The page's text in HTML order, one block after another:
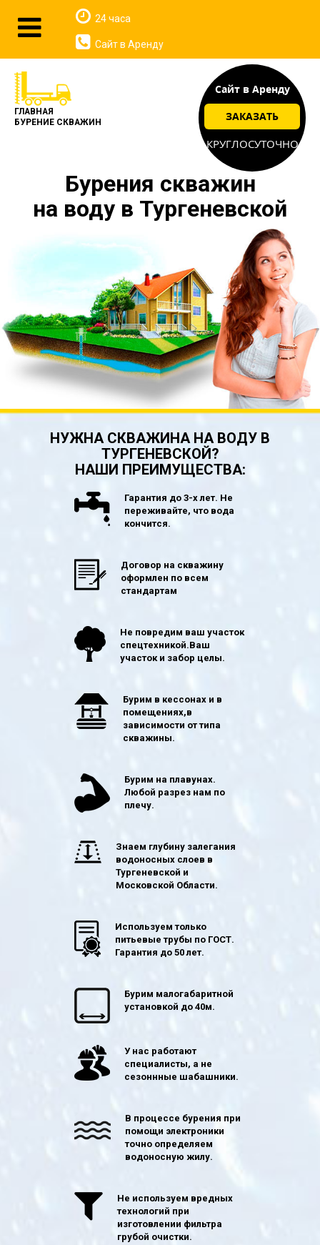
ГЛАВНАЯ
БУРЕНИЕ СКВАЖИН
Бурения скважин
на воду в Тургеневской
Сайт в Аренду
ЗАКАЗАТЬ
КРУГЛОСУТОЧНО
24 часа
Сайт в Аренду
НУЖНА СКВАЖИНА НА ВОДУ В
ТУРГЕНЕВСКОЙ?
НАШИ ПРЕИМУЩЕСТВА:
Гарантия до 3-х лет. Не
переживайте, что вода
кончится.
Договор на скважину
оформлен по всем
стандартам
Не повредим ваш участок
спецтехникой.Ваш
участок и забор целы.
Бурим в кессонах и в
помещениях,в
зависимости от типа
скважины.
Бурим на плавунах.
Любой разрез нам по
плечу.
Знаем глубину залегания
водоносных слоев в
Тургеневской и
Московской Области.
Используем только
питьевые трубы по ГОСТ.
Гарантия до 50 лет.
Бурим малогабаритной
установкой до 40м.
У нас работают
специалисты, а не
сезоннные шабашники.
В процессе бурения при
помощи электроники
точно определяем
водоносную жилу.
Не используем вредных
технологий при
изготовлении фильтра
грубой очистки.